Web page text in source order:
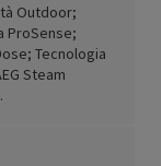
Outdoor;
ProSense;
Tecnologia
Steam